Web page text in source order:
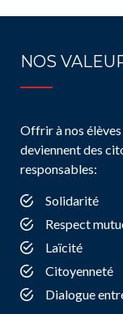
NOS
Offrir à nos
deviennent des
responsables:
Solidarité
Respect
Laïcité
Citoyenneté
Dialogue